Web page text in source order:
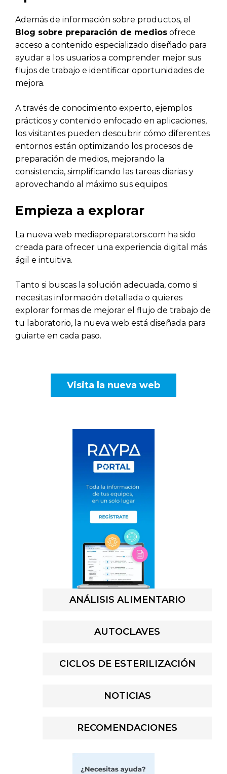
Además de información sobre productos, el
Blog sobre preparación de medios ofrece
acceso a contenido especializado diseñado para
ayudar a los usuarios a comprender mejor sus
flujos de trabajo e identificar oportunidades de
mejora.
A través de conocimiento experto, ejemplos
prácticos y contenido enfocado en aplicaciones,
los visitantes pueden descubrir cómo diferentes
entornos están optimizando los procesos de
preparación de medios, mejorando la
consistencia, simplificando las tareas diarias y
aprovechando al máximo sus equipos.
Empieza a explorar
La nueva web mediapreparators.com ha sido
creada para ofrecer una experiencia digital más
ágil e intuitiva.
Tanto si buscas la solución adecuada, como si
necesitas información detallada o quieres
explorar formas de mejorar el flujo de trabajo de
tu laboratorio, la nueva web está diseñada para
guiarte en cada paso.
Visita la nueva web
ANÁLISIS ALIMENTARIO
AUTOCLAVES
CICLOS DE ESTERILIZACIÓN
NOTICIAS
RECOMENDACIONES